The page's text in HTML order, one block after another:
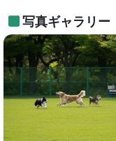
写真ギャラリー